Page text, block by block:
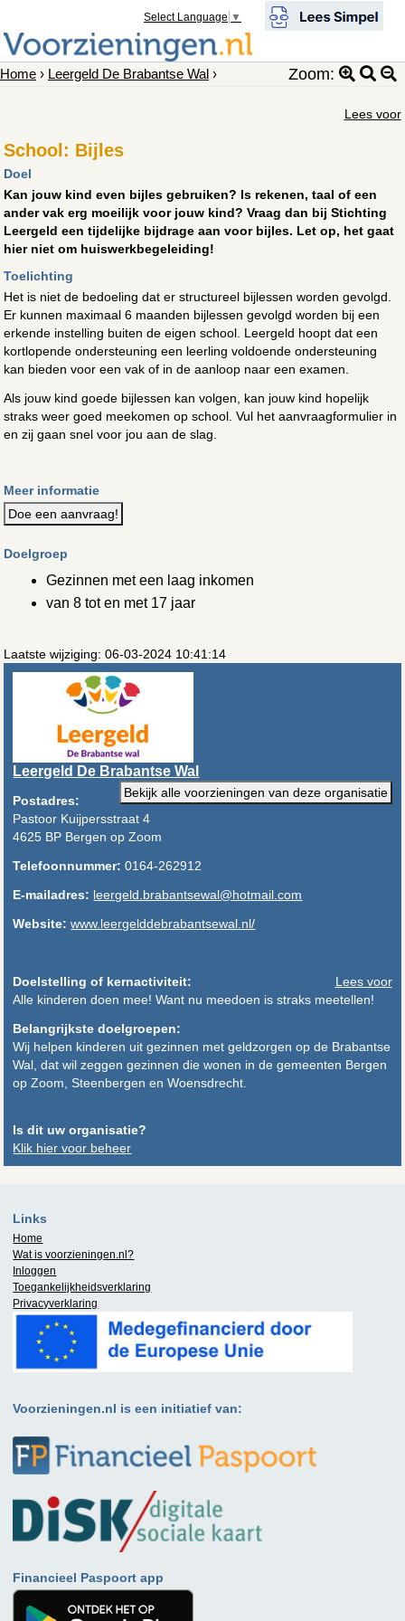
Select Language ▼
Home › Leergeld De Brabantse Wal › Zoom:
Lees voor
School: Bijles
Doel
Kan jouw kind even bijles gebruiken? Is rekenen, taal of een
ander vak erg moeilijk voor jouw kind? Vraag dan bij Stichting
Leergeld een tijdelijke bijdrage aan voor bijles. Let op, het gaat
hier niet om huiswerkbegeleiding!
Toelichting
Het is niet de bedoeling dat er structureel bijlessen worden gevolgd.
Er kunnen maximaal 6 maanden bijlessen gevolgd worden bij een
erkende instelling buiten de eigen school. Leergeld hoopt dat een
kortlopende ondersteuning een leerling voldoende ondersteuning
kan bieden voor een vak of in de aanloop naar een examen.
Als jouw kind goede bijlessen kan volgen, kan jouw kind hopelijk
straks weer goed meekomen op school. Vul het aanvraagformulier in
en zij gaan snel voor jou aan de slag.
Meer informatie
Doe een aanvraag!
Doelgroep
Gezinnen met een laag inkomen
van 8 tot en met 17 jaar
Laatste wijziging: 06-03-2024 10:41:14
Leergeld De Brabantse Wal
Bekijk alle voorzieningen van deze organisatie
Postadres:
Pastoor Kuijpersstraat 4
4625 BP Bergen op Zoom
Telefoonnummer: 0164-262912
E-mailadres: leergeld.brabantsewal@hotmail.com
Website: www.leergelddebrabantsewal.nl/
Lees voor
Doelstelling of kernactiviteit:
Alle kinderen doen mee! Want nu meedoen is straks meetellen!
Belangrijkste doelgroepen:
Wij helpen kinderen uit gezinnen met geldzorgen op de Brabantse
Wal, dat wil zeggen gezinnen die wonen in de gemeenten Bergen
op Zoom, Steenbergen en Woensdrecht.
Is dit uw organisatie?
Klik hier voor beheer
Links
Home
Wat is voorzieningen.nl?
Inloggen
Toegankelijkheidsverklaring
Privacyverklaring
Voorzieningen.nl is een initiatief van:
Financieel Paspoort app